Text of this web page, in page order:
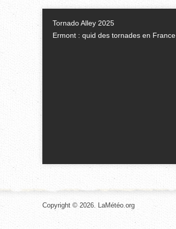
Tornado Alley 2025
Ermont : quid des tornades en France
Copyright © 2026. LaMétéo.org